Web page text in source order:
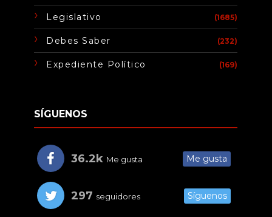
Legislativo (1685)
Debes Saber (232)
Expediente Político (169)
SÍGUENOS
36.2k Me gusta Me gusta
297 seguidores Síguenos